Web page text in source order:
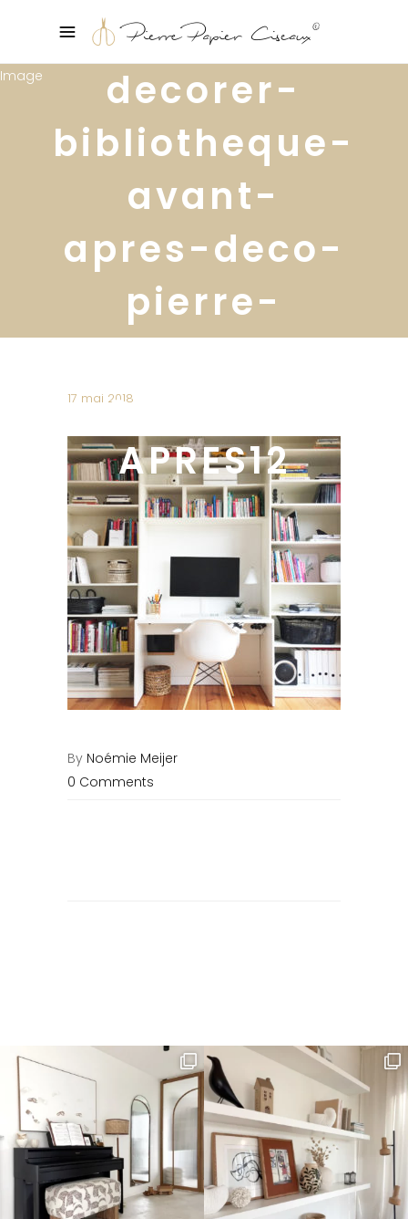
decorer-
bibliotheque-
avant-
apres-deco-
pierre-
papier-
ciseaux-
APRES12
17 mai 2018
By Noémie Meijer
0 Comments